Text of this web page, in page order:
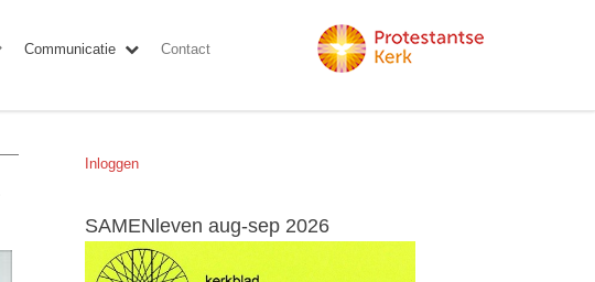
Communicatie Contact
Inloggen
SAMENleven aug-sep 2026